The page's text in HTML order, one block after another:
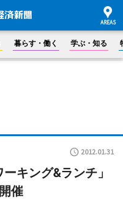
暮らす・働く 学ぶ・知る
2012.01.31
キング&ランチ」
催